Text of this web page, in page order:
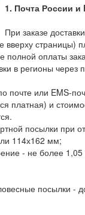
1. Почта России и
При заказе
вверху страницы)
полной оплаты
в регионы через
почте или EMS-
платная) и
посылки при
114х162 мм;
- не более
посылки -